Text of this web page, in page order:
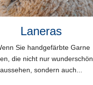
Laneras
Sie handgefärbte Garne
die nicht nur wunderschön
aussehen, sondern auch...